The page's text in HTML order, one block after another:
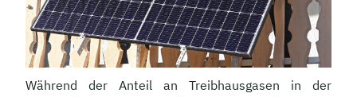
Während der Anteil an Treibhausgasen in der